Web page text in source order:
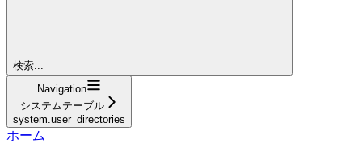
検索...
Navigation
システムテーブル
system.user_directories
ホーム